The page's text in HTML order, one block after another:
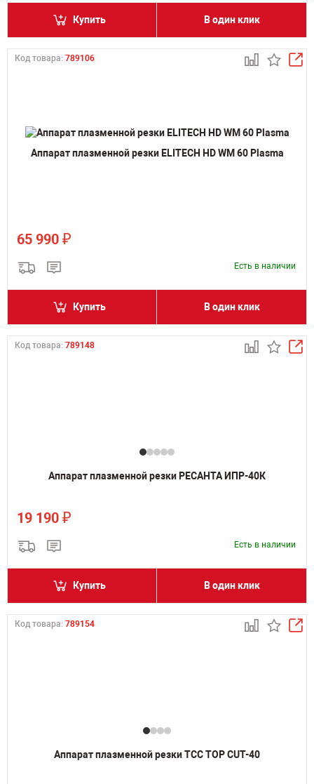
Купить В один клик
Код товара: 789106
Аппарат плазменной резки ELITECH HD WM 60 Plasma
65 990 ₽
Есть в наличии
Купить В один клик
Код товара: 789148
Аппарат плазменной резки РЕСАНТА ИПР-40К
19 190 ₽
Есть в наличии
Купить В один клик
Код товара: 789154
Аппарат плазменной резки ТСС TOP CUT-40